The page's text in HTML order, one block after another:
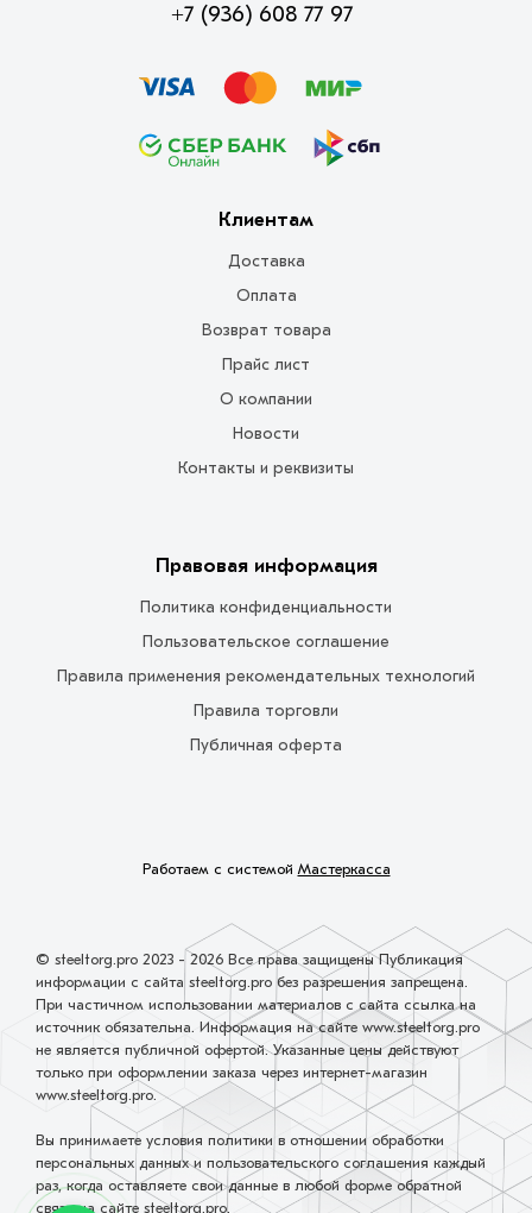
+7 (936) 608 77 97
Клиентам
Доставка
Оплата
Возврат товара
Прайс лист
О компании
Новости
Контакты и реквизиты
Правовая информация
Политика конфиденциальности
Пользовательское соглашение
Правила применения рекомендательных технологий
Правила торговли
Публичная оферта
Работаем с системой Мастеркасса
© steeltorg.pro 2023 - 2026 Все права защищены Публикация
информации с сайта steeltorg.pro без разрешения запрещена.
При частичном использовании материалов с сайта ссылка на
источник обязательна. Информация на сайте www.steeltorg.pro
не является публичной офертой. Указанные цены действуют
только при оформлении заказа через интернет-магазин
www.steeltorg.pro.
Вы принимаете условия политики в отношении обработки
персональных данных и пользовательского соглашения каждый
раз, когда оставляете свои данные в любой форме обратной
связи на сайте steeltorg.pro.